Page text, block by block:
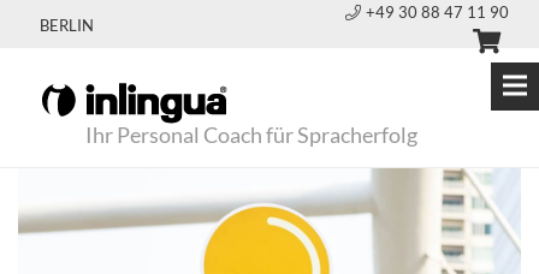
BERLIN
+49 30 88 47 11 90
Ihr Personal Coach für Spracherfolg